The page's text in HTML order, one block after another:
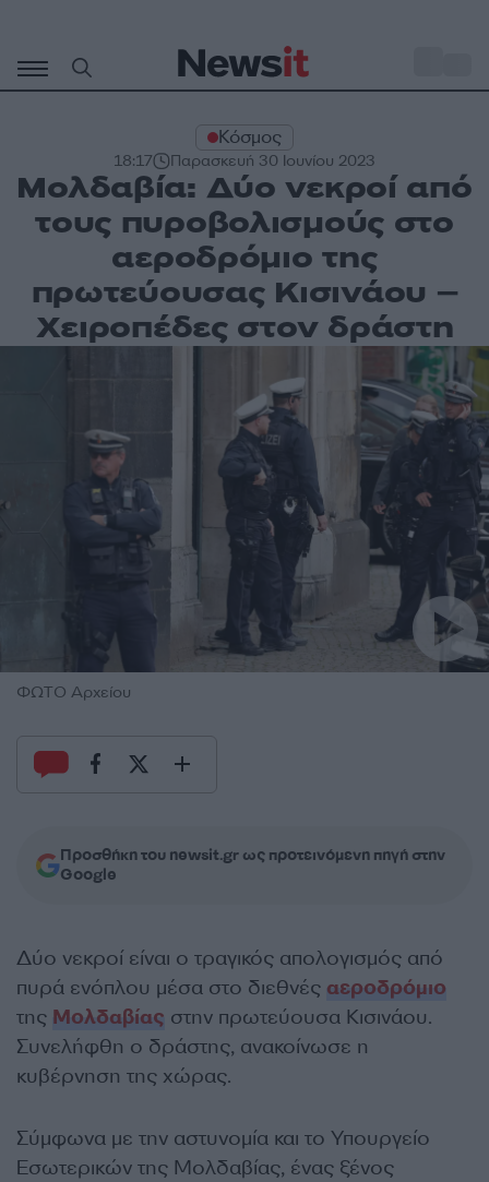
περιεχόμενο
Κόσμος
18:17 Παρασκευή 30 Ιουνίου 2023
Μολδαβία: Δύο νεκροί από
τους πυροβολισμούς στο
αεροδρόμιο της
πρωτεύουσας Κισινάου –
Χειροπέδες στον δράστη
ΦΩΤΟ Αρχείου
Προσθήκη του newsit.gr ως προτεινόμενη πηγή στην
Google
Δύο νεκροί είναι ο τραγικός απολογισμός από
πυρά ενόπλου μέσα στο διεθνές αεροδρόμιο
της Μολδαβίας στην πρωτεύουσα Κισινάου.
Συνελήφθη ο δράστης, ανακοίνωσε η
κυβέρνηση της χώρας.
Σύμφωνα με την αστυνομία και το Υπουργείο
Εσωτερικών της Μολδαβίας, ένας ξένος